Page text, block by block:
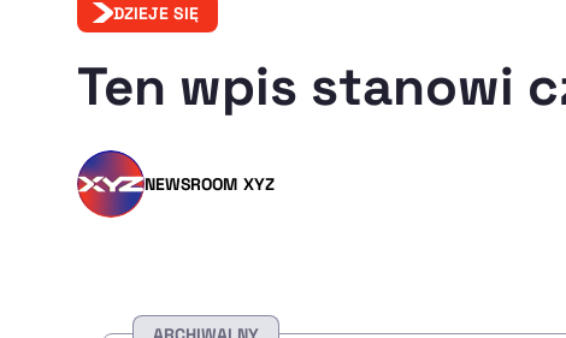
DZIEJE SIĘ
Ten wpis stanowi
NEWSROOM XYZ